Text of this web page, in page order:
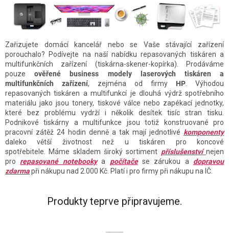
Zařizujete domácí kancelář nebo se Vaše stávající zařízení
porouchalo? Podívejte na naší nabídku repasovaných tiskáren a
multifunkčních zařízení (tiskárna-skener-kopírka). Prodáváme
pouzeověřené business modely laserových tiskáren a
multifunkčních zařízení, zejména od firmy HP . Výhodou
repasovaných tiskáren a multifunkcí je dlouhá výdrž spotřebního
materiálu jako jsou tonery, tiskové válce nebo zapékací jednotky,
které bez problému vydrží i několik desítek tisíc stran tisku.
Podnikové tiskárny a multifunkce jsou totiž konstruované pro
pracovní zátěž 24 hodin denně a tak mají jednotlivé komponenty
daleko větší životnost než u tiskáren pro koncové
spotřebitele. Máme skladem široký sortiment příslušenství nejen
pro repasované notebookya počítačese zárukou a dopravou
zdarmapři nákupu nad 2.000 Kč. Platí i pro firmy při nákupu na IČ.
Produkty teprve připravujeme.